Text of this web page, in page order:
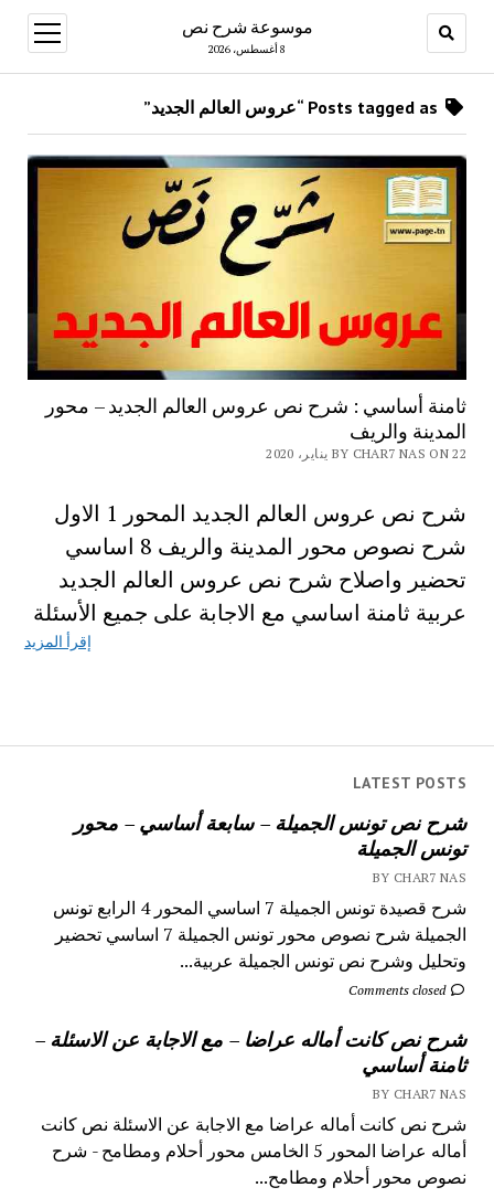
موسوعة شرح نص
8 أغسطس، 2026
open
menu
LATEST POSTS
شرح نص تونس الجميلة – سابعة أساسي – محور
تونس الجميلة
BY CHAR7 NAS
شرح قصيدة تونس الجميلة 7 اساسي المحور 4 الرابع تونس
الجميلة شرح نصوص محور تونس الجميلة 7 اساسي تحضير
وتحليل وشرح نص تونس الجميلة عربية...
Comments closed
شرح نص كانت أماله عراضا – مع الاجابة عن الاسئلة –
ثامنة أساسي
BY CHAR7 NAS
شرح نص كانت أماله عراضا مع الاجابة عن الاسئلة نص كانت
أماله عراضا المحور 5 الخامس محور أحلام ومطامح - شرح
نصوص محور أحلام ومطامح...
ثامنة أساسي : شرح نص عروس العالم الجديد – محور
المدينة والريف
BY CHAR7 NAS ON 22 يناير، 2020
شرح نص عروس العالم الجديد المحور 1 الاول
شرح نصوص محور المدينة والريف 8 اساسي
تحضير واصلاح شرح نص عروس العالم الجديد
عربية ثامنة اساسي مع الاجابة على جميع الأسئلة
إقرأ المزيد